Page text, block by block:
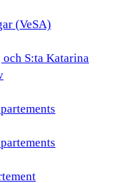
(VeSA)
S:ta Katarina